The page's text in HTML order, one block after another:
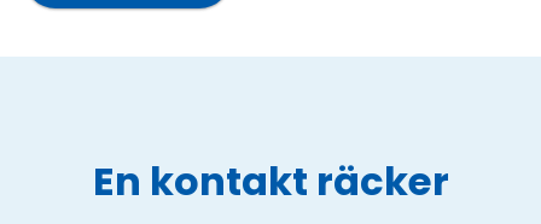
En kontakt räcker